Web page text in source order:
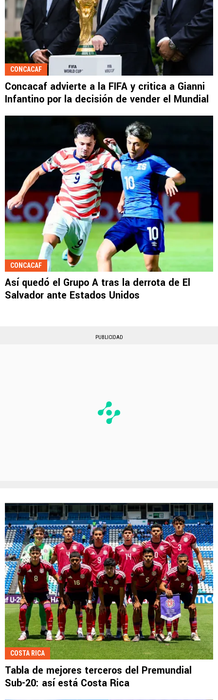
CONCACAF
Concacaf advierte a la FIFA y critica a Gianni
Infantino por la decisión de vender el Mundial
CONCACAF
Así quedó el Grupo A tras la derrota de El
Salvador ante Estados Unidos
PUBLICIDAD
COSTA RICA
Tabla de mejores terceros del Premundial
Sub-20: así está Costa Rica